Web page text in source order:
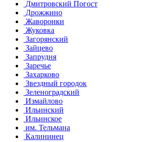
Дмитровский Погост
Дрожжино
Жаворонки
Жуковка
Загорянский
Зайцево
Запрудня
Заречье
Захарково
Звездный городок
Зеленоградский
Измайлово
Ильинский
Ильинское
им. Тельмана
Калининец